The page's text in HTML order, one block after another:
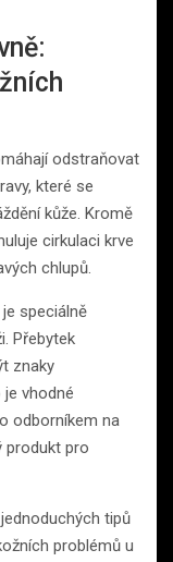
odstraňovat
které se
kůže. Kromě
cirkulaci krve
chlupů.
speciálně
Přebytek
znaky
vhodné
odborníkem na
produkt pro
tipů
problémů u